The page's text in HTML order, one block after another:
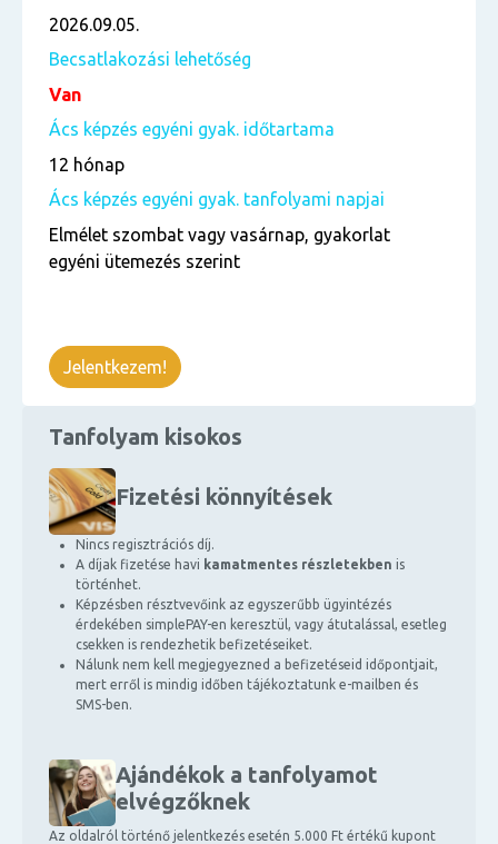
Tanfolyam kisokos
Fizetési könnyítések
Nincs regisztrációs díj.
A díjak fizetése havi kamatmentes részletekben is
történhet.
Képzésben résztvevőink az egyszerűbb ügyintézés
érdekében simplePAY-en keresztül, vagy átutalással, esetleg
csekken is rendezhetik befizetéseiket.
Nálunk nem kell megjegyezned a befizetéseid időpontjait,
mert erről is mindig időben tájékoztatunk e-mailben és
SMS-ben.
Ajándékok a tanfolyamot
elvégzőknek
Az oldalról történő jelentkezés esetén 5.000 Ft értékű kupont
2026.09.05.
Becsatlakozási lehetőség
Van
Ács képzés egyéni gyak. időtartama
12 hónap
Ács képzés egyéni gyak. tanfolyami napjai
Elmélet szombat vagy vasárnap, gyakorlat
egyéni ütemezés szerint
Jelentkezem!